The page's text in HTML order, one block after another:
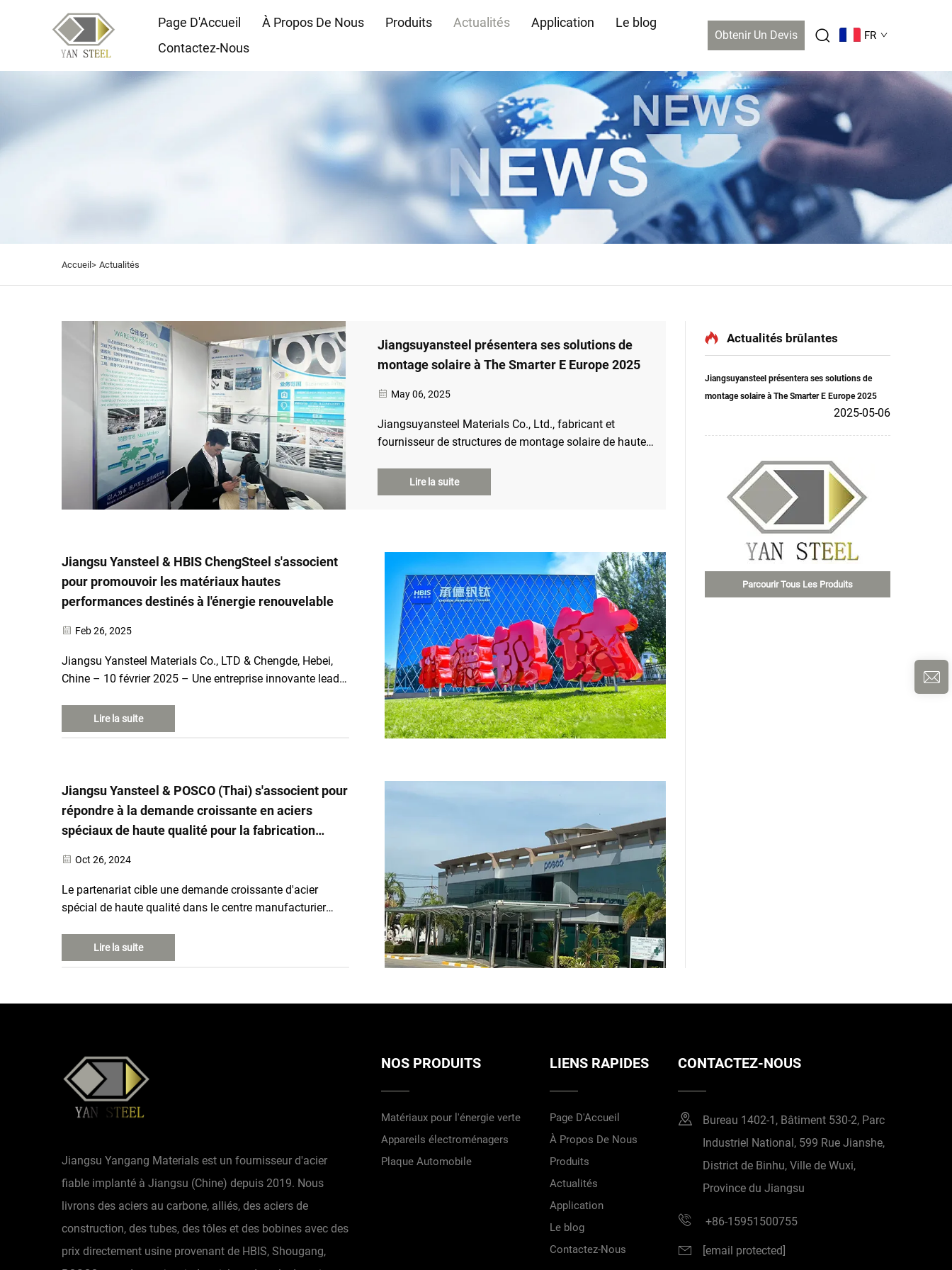
Page D'Accueil À Propos De Nous Produits Actualités Application
Le blog
Contactez-Nous
Obtenir Un Devis FR
Accueil> Actualités
Jiangsuyansteel présentera ses solutions de
montage solaire à The Smarter E Europe 2025
May 06, 2025
Jiangsuyansteel Materials Co., Ltd., fabricant et
fournisseur de structures de montage solaire de haute
d'annoncer sa participation à l'événement phare de
l'industrie énergétique européenne, The Smarter E Eu...
Lire la suite
Jiangsu Yansteel & HBIS ChengSteel s'associent
pour promouvoir les matériaux hautes
performances destinés à l'énergie renouvelable
Feb 26, 2025
Jiangsu Yansteel Materials Co., LTD & Chengde, Hebei,
Chine – 10 février 2025 – Une entreprise innovante leader
ChengSteel Co., Ltd. (« HBIS ChengSteel »), filiale
importante du groupe HBIS de Chine...
Lire la suite
Jiangsu Yansteel & POSCO (Thai) s'associent pour
répondre à la demande croissante en aciers
spéciaux de haute qualité pour la fabrication
Oct 26, 2024
Le partenariat cible une demande croissante d'acier
spécial de haute qualité dans le centre manufacturier
Bangkok, Thaïlande – [Date de publication, 26 octobre
2024] – Jiangsu Yansteel Co., Ltd., une entreprise
Lire la suite
Actualités brûlantes
Jiangsuyansteel présentera ses solutions de
montage solaire à The Smarter E Europe 2025
2025-05-06
Parcourir Tous Les Produits
Jiangsu Yangang Materials est un fournisseur d'acier
fiable implanté à Jiangsu (Chine) depuis 2019. Nous
livrons des aciers au carbone, alliés, des aciers de
construction, des tubes, des tôles et des bobines avec des
prix directement usine provenant de HBIS, Shougang,
NOS PRODUITS
Matériaux pour l'énergie verte
Appareils électroménagers
Plaque Automobile
LIENS RAPIDES
Page D'Accueil
À Propos De Nous
Produits
Actualités
Application
Le blog
Contactez-Nous
CONTACTEZ-NOUS
Bureau 1402-1, Bâtiment 530-2, Parc
Industriel National, 599 Rue Jianshe,
District de Binhu, Ville de Wuxi,
Province du Jiangsu
+86-15951500755
[email protected]